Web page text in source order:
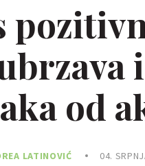
od
LATINOVIĆ 04.